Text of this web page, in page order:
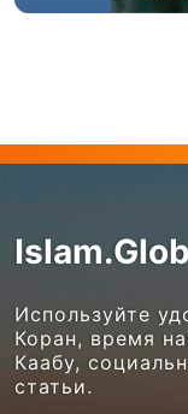
Используйте
Коран, время
Каабу,
статьи.